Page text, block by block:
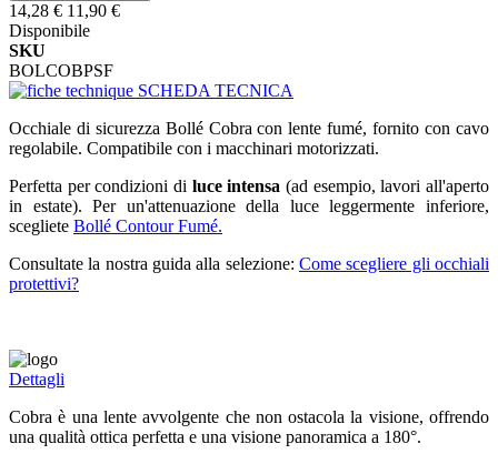
14,28 € 11,90 €
Disponibile
SKU
BOLCOBPSF
SCHEDA TECNICA
Occhiale di sicurezza Bollé Cobra con lente fumé, fornito con cavo
regolabile. Compatibile con i macchinari motorizzati.
Perfetta per condizioni di luce intensa (ad esempio, lavori all'aperto
in estate). Per un'attenuazione della luce leggermente inferiore,
scegliete Bollé Contour Fumé.
Consultate la nostra guida alla selezione: Come scegliere gli occhiali
protettivi?
Dettagli
Cobra è una lente avvolgente che non ostacola la visione, offrendo
una qualità ottica perfetta e una visione panoramica a 180°.